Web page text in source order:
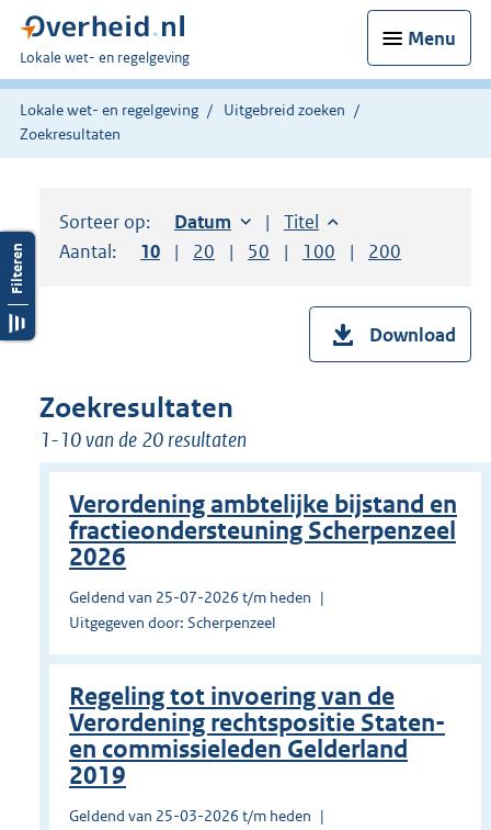
Menu
U
bent
hier:
Lokale wet- en regelgeving
Lokale wet- en regelgeving
Uitgebreid zoeken
Zoekresultaten
Sorteer op: Sorteer op:
Datum oplopendSorteer op:
Titel oplopend
Aantal:
Toon
10 resultaten per pagina
Toon
20 resultaten per pagina
Toon
50 resultaten per pagina
Toon
100 resultaten per
Toon
200
Download
Zoekresultaten
1-10 van de 20 resultaten
Verordening ambtelijke bijstand en
fractieondersteuning Scherpenzeel
2026
Geldend van 25-07-2026 t/m heden
Uitgegeven door: Scherpenzeel
Regeling tot invoering van de
Verordening rechtspositie Staten-
en commissieleden Gelderland
2019
Geldend van 25-03-2026 t/m heden